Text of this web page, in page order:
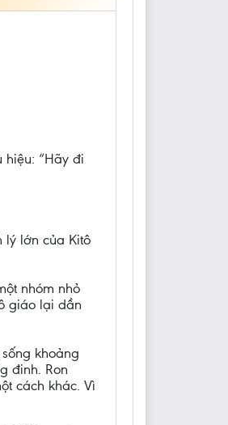
hiệu: “Hãy đi
lý lớn của Kitô
nhóm nhỏ
giáo lại dần
khoảng
đinh. Ron
cách khác. Vì